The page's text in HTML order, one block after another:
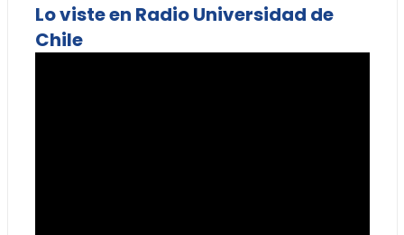
Lo viste en Radio Universidad de
Chile